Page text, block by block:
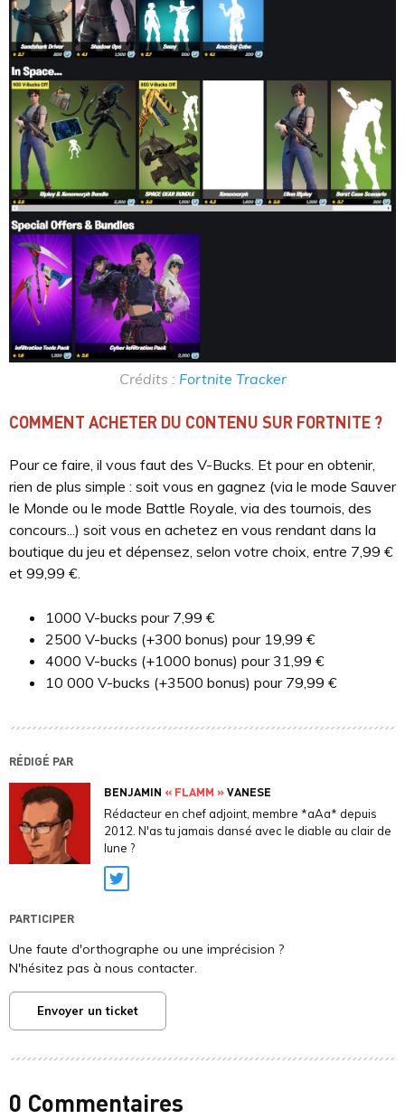
Crédits : Fortnite Tracker
COMMENT ACHETER DU CONTENU SUR FORTNITE ?
Pour ce faire, il vous faut des V-Bucks. Et pour en obtenir,
rien de plus simple : soit vous en gagnez (via le mode Sauver
le Monde ou le mode Battle Royale, via des tournois, des
concours...) soit vous en achetez en vous rendant dans la
boutique du jeu et dépensez, selon votre choix, entre 7,99 €
et 99,99 €.
1000 V-bucks pour 7,99 €
2500 V-bucks (+300 bonus) pour 19,99 €
4000 V-bucks (+1000 bonus) pour 31,99 €
10 000 V-bucks (+3500 bonus) pour 79,99 €
RÉDIGÉ PAR
BENJAMIN « FLAMM »VANESE
Rédacteur en chef adjoint, membre *aAa* depuis
2012. N'as tu jamais dansé avec le diable au clair de
lune ?
Twitter
PARTICIPER
Une faute d'orthographe ou une imprécision ?
N'hésitez pas à nous contacter.
Envoyer un ticket
0 Commentaires